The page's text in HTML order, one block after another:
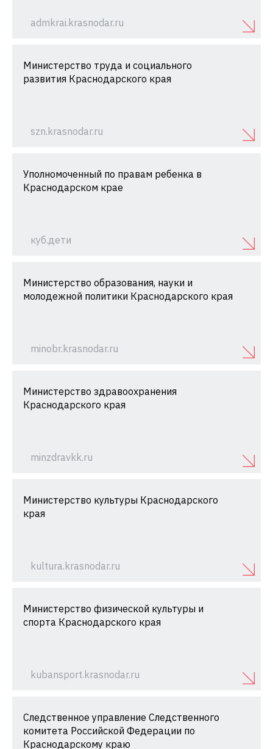
admkrai.krasnodar.ru
Министерство труда и социального
развития Краснодарского края
szn.krasnodar.ru
Уполномоченный по правам ребенка в
Краснодарском крае
куб.дети
Министерство образования, науки и
молодежной политики Краснодарского края
minobr.krasnodar.ru
Министерство здравоохранения
Краснодарского края
minzdravkk.ru
Министерство культуры Краснодарского
края
kultura.krasnodar.ru
Министерство физической культуры и
спорта Краснодарского края
kubansport.krasnodar.ru
Следственное управление Следственного
комитета Российской Федерации по
Краснодарскому краю